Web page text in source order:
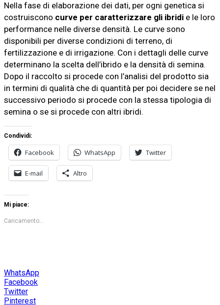
Nella fase di elaborazione dei dati, per ogni genetica si
costruiscono curve per caratterizzare gli ibridi e le loro
performance nelle diverse densità. Le curve sono
disponibili per diverse condizioni di terreno, di
fertilizzazione e di irrigazione. Con i dettagli delle curve
determinano la scelta dell’ibrido e la densità di semina.
Dopo il raccolto si procede con l’analisi del prodotto sia
in termini di qualità che di quantità per poi decidere se nel
successivo periodo si procede con la stessa tipologia di
semina o se si procede con altri ibridi.
Condividi:
Facebook WhatsApp Twitter
E-mail Altro
Mi piace:
Caricamento...
WhatsApp
Facebook
Twitter
Pinterest